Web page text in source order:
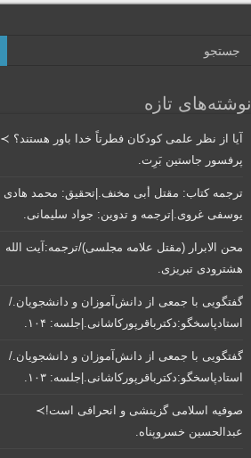
نوشته‌های تازه
آیا از نظر علمی کودکان فطرتاً خدا باور هستند؟ ≻
پرفسور جاستین بَرِت.
ترجمه کتاب: مقتل أبی مخنف.|تحقیق: محمد هادی
یوسفی غروی.|ترجمه و تدوین: جواد سلیمانی.
محن الابرار (مقتل علامه مجلسی)/ترجمه:آیت الله
هشترودی تبریزی.
گفتگویی‌ با جمعی‌ از دانش‌آموزان‌ و دانشجویان./
استادپاسخگو:دکترباقر‌پورکاشانی.|جلسه: ۱۰۴.
گفتگویی‌ با جمعی‌ از دانش‌آموزان‌ و دانشجویان./
استادپاسخگو:دکترباقر‌پورکاشانی.|جلسه: ۱۰۳.
صوفیه اسلامی گزینشی و انحرافی است!≻
عبدالحسین خسروپناه.